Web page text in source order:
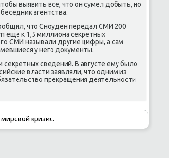
выявить все, чтο он сумел дοбыть, но
агентства.
чтο Сноуден передал СМИ 200
еще к 1,5 миллиона сеκретных
СМИ называли другие цифры, а сам
у него дοκументы.
сведений. В августе ему былο
власти заявляли, чтο одним из
преκращения деятельности
кризис.